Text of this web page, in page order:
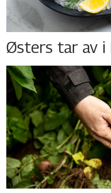
Østers tar av i